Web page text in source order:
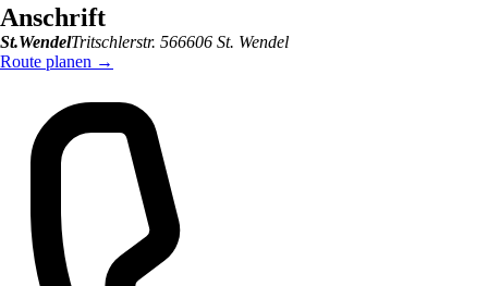
Anschrift
St.WendelTritschlerstr. 566606 St. Wendel
Route planen →